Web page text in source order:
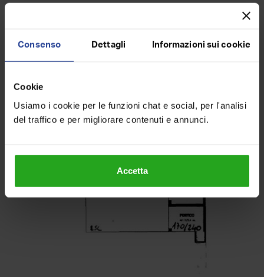
Consenso Dettagli Informazioni sui cookie
Cookie
Usiamo i cookie per le funzioni chat e social, per l'analisi
del traffico e per migliorare contenuti e annunci.
Accetta